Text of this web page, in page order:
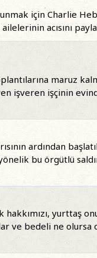
için Charlie
acısını
maruz
işveren işçinin
ardından
bu örgütlü
yurttaş
ve bedeli ne olursa